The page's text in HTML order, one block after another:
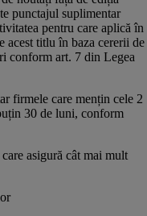
punctajul suplimentar
pentru care aplică în
acest titlu în baza cererii de
conform art. 7 din Legea
firmele care mențin cele 2
30 de luni, conform
asigură cât mai mult